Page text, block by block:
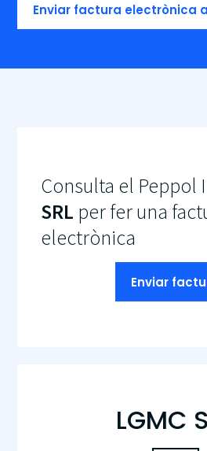
Enviar factura electrònica a
Consulta el Peppol
SRL per fer una
electrònica
Enviar
LGMC